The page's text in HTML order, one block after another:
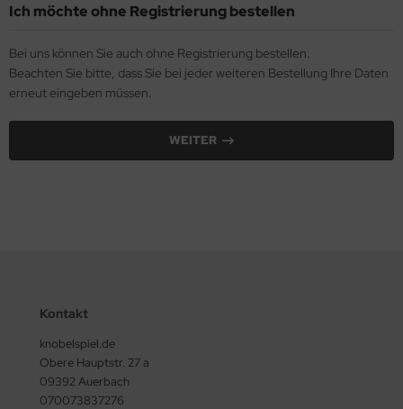
Ich möchte ohne Registrierung bestellen
Bei uns können Sie auch ohne Registrierung bestellen.
Beachten Sie bitte, dass Sie bei jeder weiteren Bestellung Ihre Daten
erneut eingeben müssen.
WEITER
Kontakt
knobelspiel.de
Obere Hauptstr. 27 a
09392 Auerbach
070073837276